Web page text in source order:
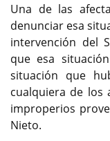
Una de las
denunciar esa
intervención del
que esa
situación que
cualquiera de los
improperios
Nieto.